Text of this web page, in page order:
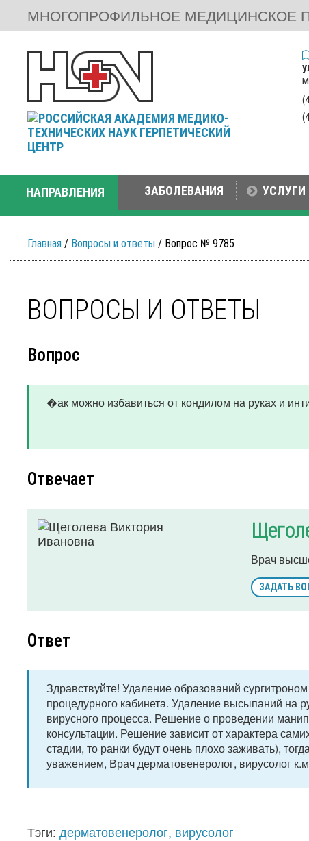
МНОГОПРОФИЛЬНОЕ МЕДИЦИНСКОЕ
НАПРАВЛЕНИЯ ЗАБОЛЕВАНИЯ УСЛУГИ
Главная / Вопросы и ответы / Вопрос № 9785
ВОПРОСЫ И ОТВЕТЫ
Вопрос
�ак можно избавиться от кондилом на руках и
Отвечает
Врач
ЗАДАТЬ
Ответ
Здравствуйте! Удаление образований
процедурного кабинета. Удаление высыпаний на
вирусного процесса. Решение о проведении
консультации. Решение зависит от характера
стадии, то ранки будут очень плохо заживать),
уважением, Врач дерматовенеролог, вирусолог
Тэги: дерматовенеролог, вирусолог